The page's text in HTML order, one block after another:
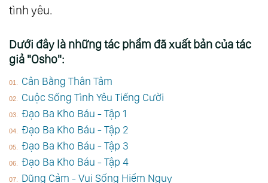
tình yêu.
Dưới đây là những tác phẩm đã xuất bản của tác
giả "Osho":
Cân Bằng Thân Tâm
Cuộc Sống Tình Yêu Tiếng Cười
Đạo Ba Kho Báu - Tập 1
Đạo Ba Kho Báu - Tập 2
Đạo Ba Kho Báu - Tập 3
Đạo Ba Kho Báu - Tập 4
Dũng Cảm - Vui Sống Hiểm Nguy